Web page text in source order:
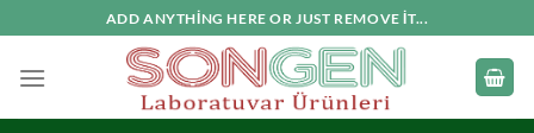
atla
ADD ANYTHING HERE OR JUST REMOVE IT...